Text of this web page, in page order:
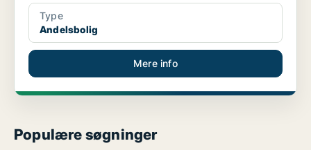
Type
Andelsbolig
Mere info
Populære søgninger